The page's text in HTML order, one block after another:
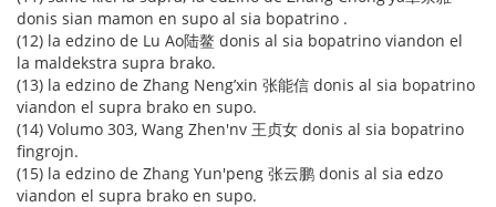
donis sian mamon en supo al sia bopatrino .
(12) la edzino de Lu Ao陆鳌 donis al sia bopatrino viandon el
la maldekstra supra brako.
(13) la edzino de Zhang Neng’xin 张能信 donis al sia bopatrino
viandon el supra brako en supo.
(14) Volumo 303, Wang Zhen'nv 王贞女 donis al sia bopatrino
fingrojn.
(15) la edzino de Zhang Yun'peng 张云鹏 donis al sia edzo
viandon el supra brako en supo.